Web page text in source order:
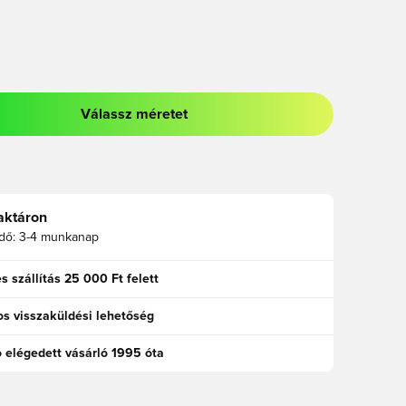
a bejelentkezéshez vagy a tagként való regisztrációhoz
Válassz méretet
3-4 munkanap
szállítás 25 000 Ft felett
visszaküldési lehetőség
elégedett vásárló 1995 óta